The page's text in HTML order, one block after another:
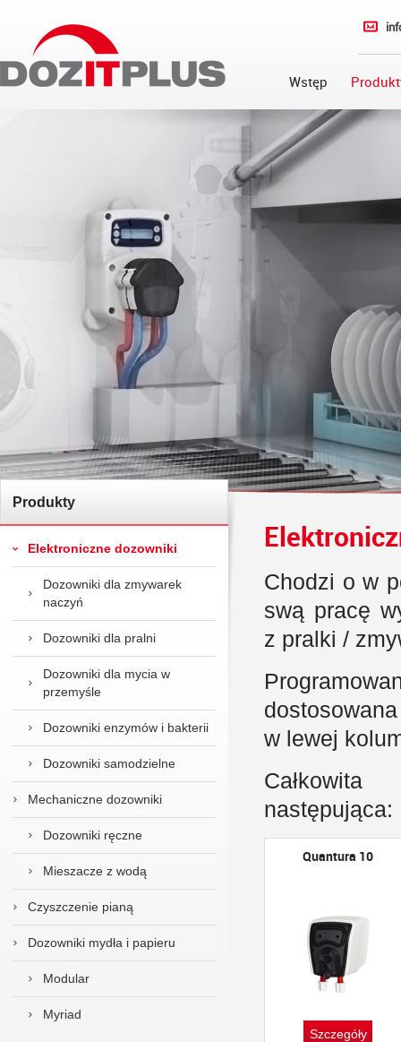
Wstęp
Produkty
Elektroniczne dozowniki
Dozowniki dla zmywarek
naczyń
Dozowniki dla pralni
Dozowniki dla mycia w
przemyśle
Dozowniki enzymów i bakterii
Dozowniki samodzielne
Mechaniczne dozowniki
Dozowniki ręczne
Mieszacze z wodą
Czyszczenie pianą
Dozowniki mydła i papieru
Modular
Myriad
Chodzi o w
swą pracę
z pralki /
w lewej
następująca:
Quantura 10
Szczegóły